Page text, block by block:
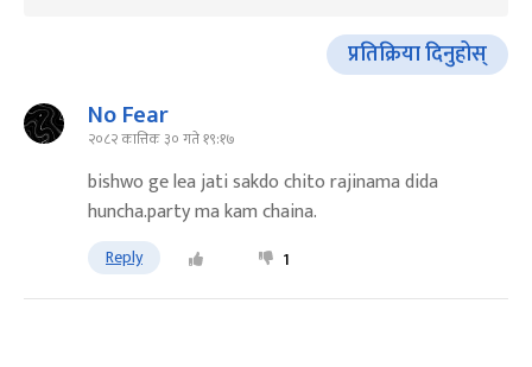
प्रतिक्रिया दिनुहोस्
No Fear
२०८२ कात्तिक ३० गते १९:१७
bishwo ge lea jati sakdo chito rajinama dida
huncha.party ma kam chaina.
Reply 1